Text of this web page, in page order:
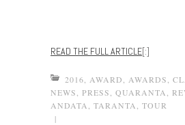
READ THE FULL ARTICLE[:]
2016, AWARD, AWARDS,
NEWS, PRESS, QUARANTA,
ANDATA, TARANTA, TOUR
|